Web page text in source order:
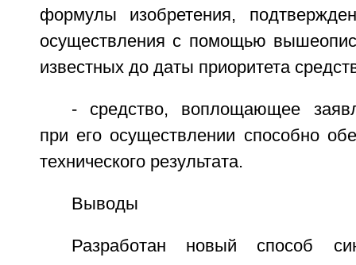
формулы изобретения,
осуществления с помощью
известных до даты приоритета
- средство, воплощающее
при его осуществлении способно
технического результата.
Выводы
Разработан новый способ